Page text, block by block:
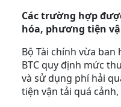
Các trường hợp
hóa, phương tiện
Bộ Tài chính vừa ban
BTC quy định mức
và sử dụng phí hải
tiện vận tải quá